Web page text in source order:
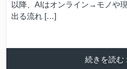
以降、AIはオンライン→モノや
出る流れ […]
続きを読